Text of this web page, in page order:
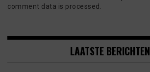
comment data is processed.
LAATSTE BERICHTEN